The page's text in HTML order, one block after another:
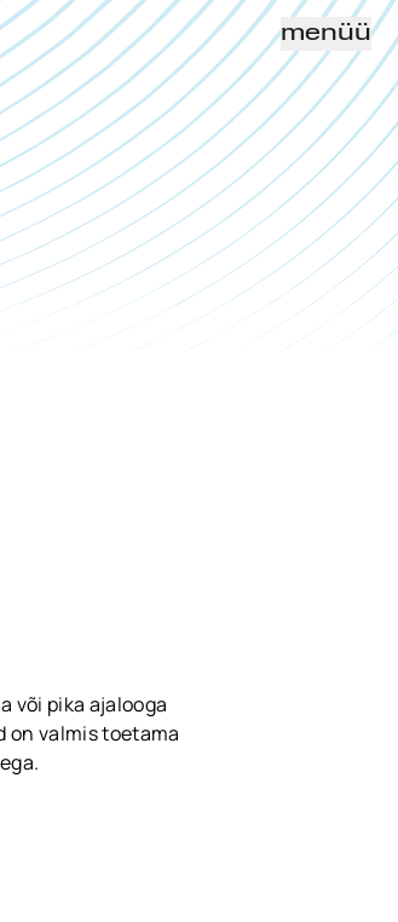
menüü
või pika ajalooga
on valmis toetama